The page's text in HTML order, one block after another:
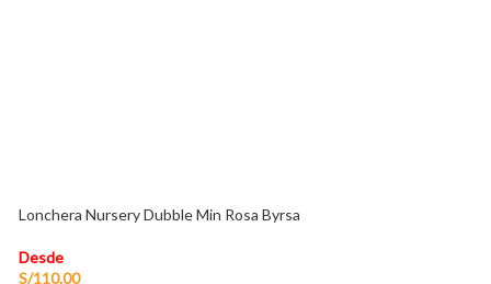
Lonchera Nursery Dubble Min Rosa Byrsa
Desde
S/110.00